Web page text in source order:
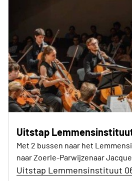
Uitstap
Met 2 bussen naar het
naar Zoerle-Parwijzenaar
Uitstap Lemmensinstituut